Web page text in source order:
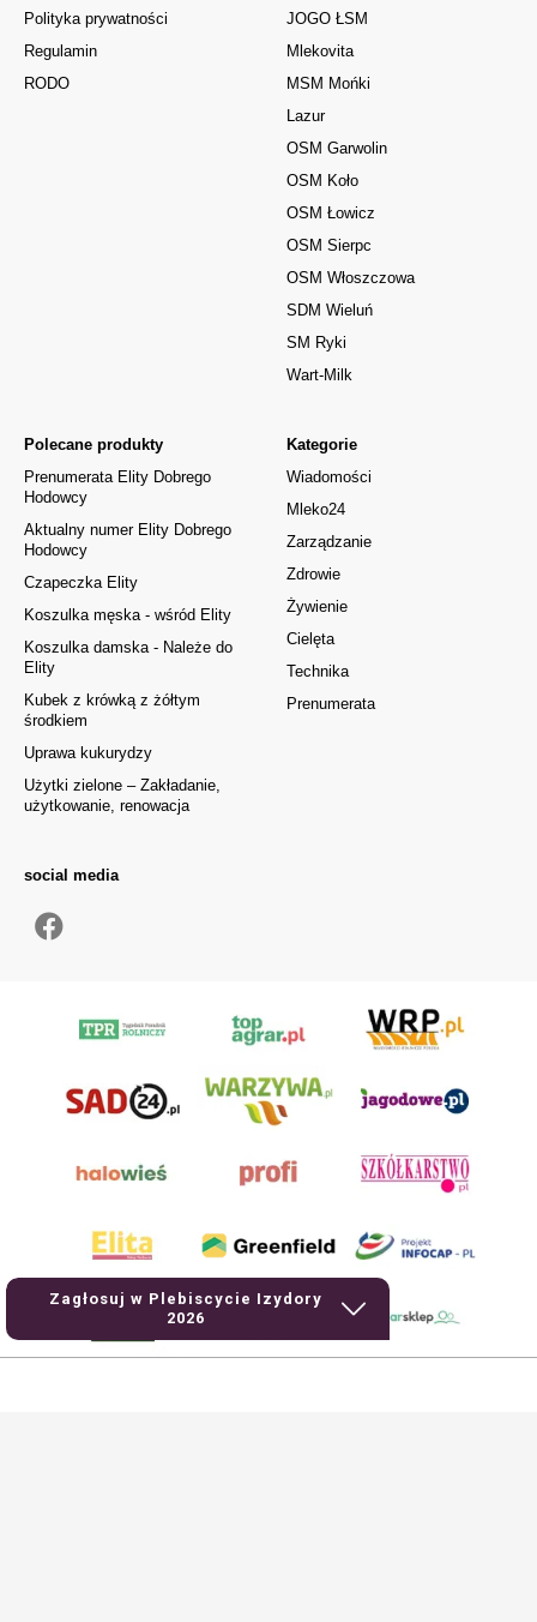
Zagłosuj w Plebiscycie Izydory
2026
Polityka prywatności
Regulamin
RODO
Kategorie
Wiadomości
Mleko24
Zarządzanie
Zdrowie
Żywienie
Cielęta
Technika
Prenumerata
Polecane produkty
Prenumerata Elity Dobrego
Hodowcy
Aktualny numer Elity Dobrego
Hodowcy
Czapeczka Elity
Koszulka męska - wśród Elity
Koszulka damska - Należe do
Elity
Kubek z krówką z żółtym
środkiem
Uprawa kukurydzy
Użytki zielone – Zakładanie,
użytkowanie, renowacja
JOGO ŁSM
Mlekovita
MSM Mońki
Lazur
OSM Garwolin
OSM Koło
OSM Łowicz
OSM Sierpc
OSM Włoszczowa
SDM Wieluń
SM Ryki
Wart-Milk
social media